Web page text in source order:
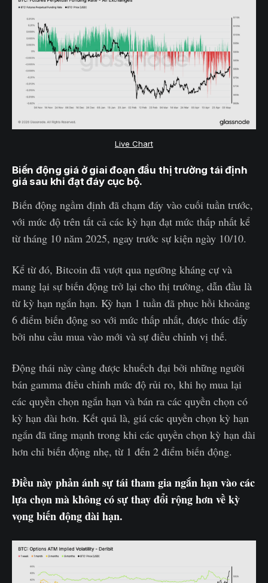
Live Chart
Biến động giá ở giai đoạn đầu thị trường tái định
giá sau khi đạt đáy cục bộ.
Biến động ngầm định đã chạm đáy vào cuối tuần trước,
với mức độ trên tất cả các kỳ hạn đạt mức thấp nhất kể
từ tháng 10 năm 2025, ngay trước sự kiện ngày 10/10.
Kể từ đó, Bitcoin đã vượt qua ngưỡng kháng cự và
mang lại sự biến động trở lại cho thị trường, dẫn đầu là
từ kỳ hạn ngắn hạn. Kỳ hạn 1 tuần đã phục hồi khoảng
6 điểm biến động so với mức thấp nhất, được thúc đẩy
bởi nhu cầu mua vào mới và sự điều chỉnh vị thế.
Động thái này càng được khuếch đại bởi những người
bán gamma điều chỉnh mức độ rủi ro, khi họ mua lại
các quyền chọn ngắn hạn và bán ra các quyền chọn có
kỳ hạn dài hơn. Kết quả là, giá các quyền chọn kỳ hạn
ngắn đã tăng mạnh trong khi các quyền chọn kỳ hạn dài
hơn chỉ biến động nhẹ, từ 1 đến 2 điểm biến động.
Điều này phản ánh sự tái tham gia ngắn hạn vào các
lựa chọn mà không có sự thay đổi rộng hơn về kỳ
vọng biến động dài hạn.